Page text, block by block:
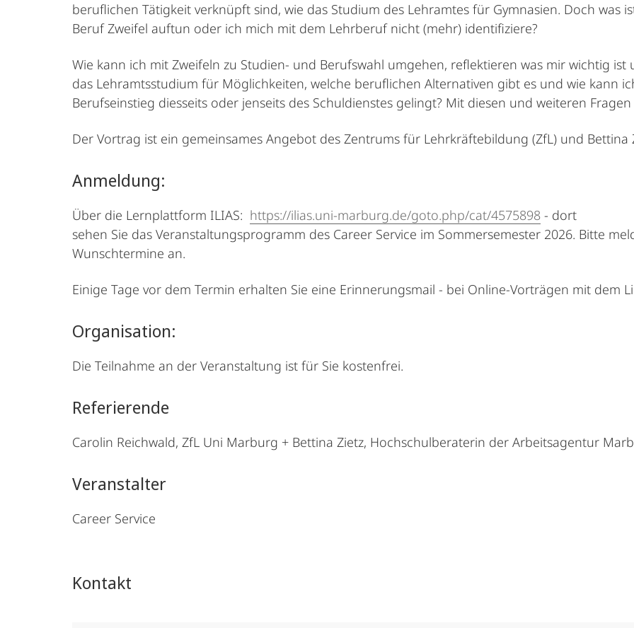
beruflichen Tätigkeit verknüpft sind, wie das Studium des Lehramtes für Gymnasien. Doch was
Beruf Zweifel auftun oder ich mich mit dem Lehrberuf nicht (mehr) identifiziere?
Wie kann ich mit Zweifeln zu Studien- und Berufswahl umgehen, reflektieren was mir wichtig
das Lehramtsstudium für Möglichkeiten, welche beruflichen Alternativen gibt es und wie kann
Berufseinstieg diesseits oder jenseits des Schuldienstes gelingt? Mit diesen und weiteren
Der Vortrag ist ein gemeinsames Angebot des Zentrums für Lehrkräftebildung (ZfL) und
Anmeldung:
Über die Lernplattform ILIAS: https://ilias.uni-marburg.de/goto.php/cat/4575898 - dort
sehen Sie das Veranstaltungsprogramm des Career Service im Sommersemester 2026. Bitte
Wunschtermine an.
Einige Tage vor dem Termin erhalten Sie eine Erinnerungsmail - bei Online-Vorträgen mit dem
Organisation:
Die Teilnahme an der Veranstaltung ist für Sie kostenfrei.
Referierende
Carolin Reichwald, ZfL Uni Marburg + Bettina Zietz, Hochschulberaterin der Arbeitsagentur
Veranstalter
Career Service
Kontakt